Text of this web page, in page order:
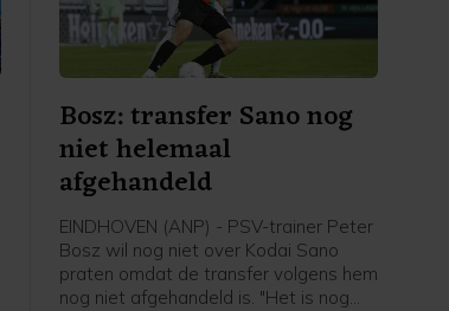
Bosz: transfer Sano nog
niet helemaal
afgehandeld
EINDHOVEN (ANP) - PSV-trainer Peter
Bosz wil nog niet over Kodai Sano
praten omdat de transfer volgens hem
nog niet afgehandeld is. "Het is nog